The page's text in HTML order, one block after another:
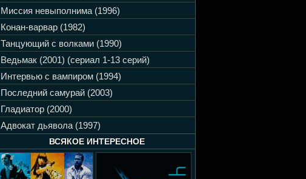
Миссия невыполнима (1996)
Конан-варвар (1982)
Танцующий с волками (1990)
Ведьмак (2001) (сериал 1-13 серий)
Интервью с вампиром (1994)
Последний самурай (2003)
Гладиатор (2000)
Адвокат дьявола (1997)
ВСЯКОЕ ИНТЕРЕСНОЕ